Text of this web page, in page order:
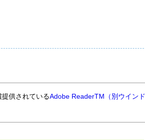
供されているAdobe ReaderTM（別ウインド